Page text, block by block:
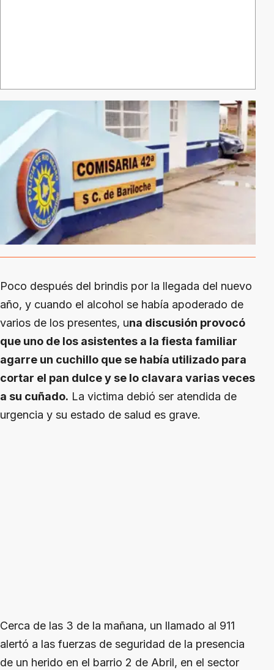
Poco después del brindis por la llegada del nuevo
año, y cuando el alcohol se había apoderado de
varios de los presentes, una discusión provocó
que uno de los asistentes a la fiesta familiar
agarre un cuchillo que se había utilizado para
cortar el pan dulce y se lo clavara varias veces
a su cuñado. La victima debió ser atendida de
urgencia y su estado de salud es grave.
Cerca de las 3 de la mañana, un llamado al 911
alertó a las fuerzas de seguridad de la presencia
de un herido en el barrio 2 de Abril, en el sector